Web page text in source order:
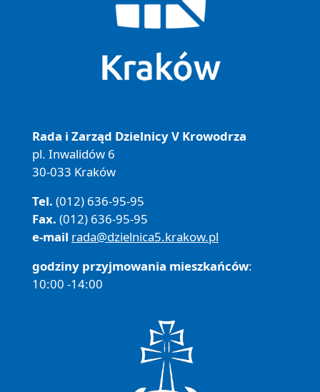
Rada i Zarząd Dzielnicy V Krowodrza
pl. Inwalidów 6
30-033 Kraków
Tel. (012) 636-95-95
Fax. (012) 636-95-95
e-mail rada@dzielnica5.krakow.pl
godziny przyjmowania mieszkańców:
10:00 -14:00